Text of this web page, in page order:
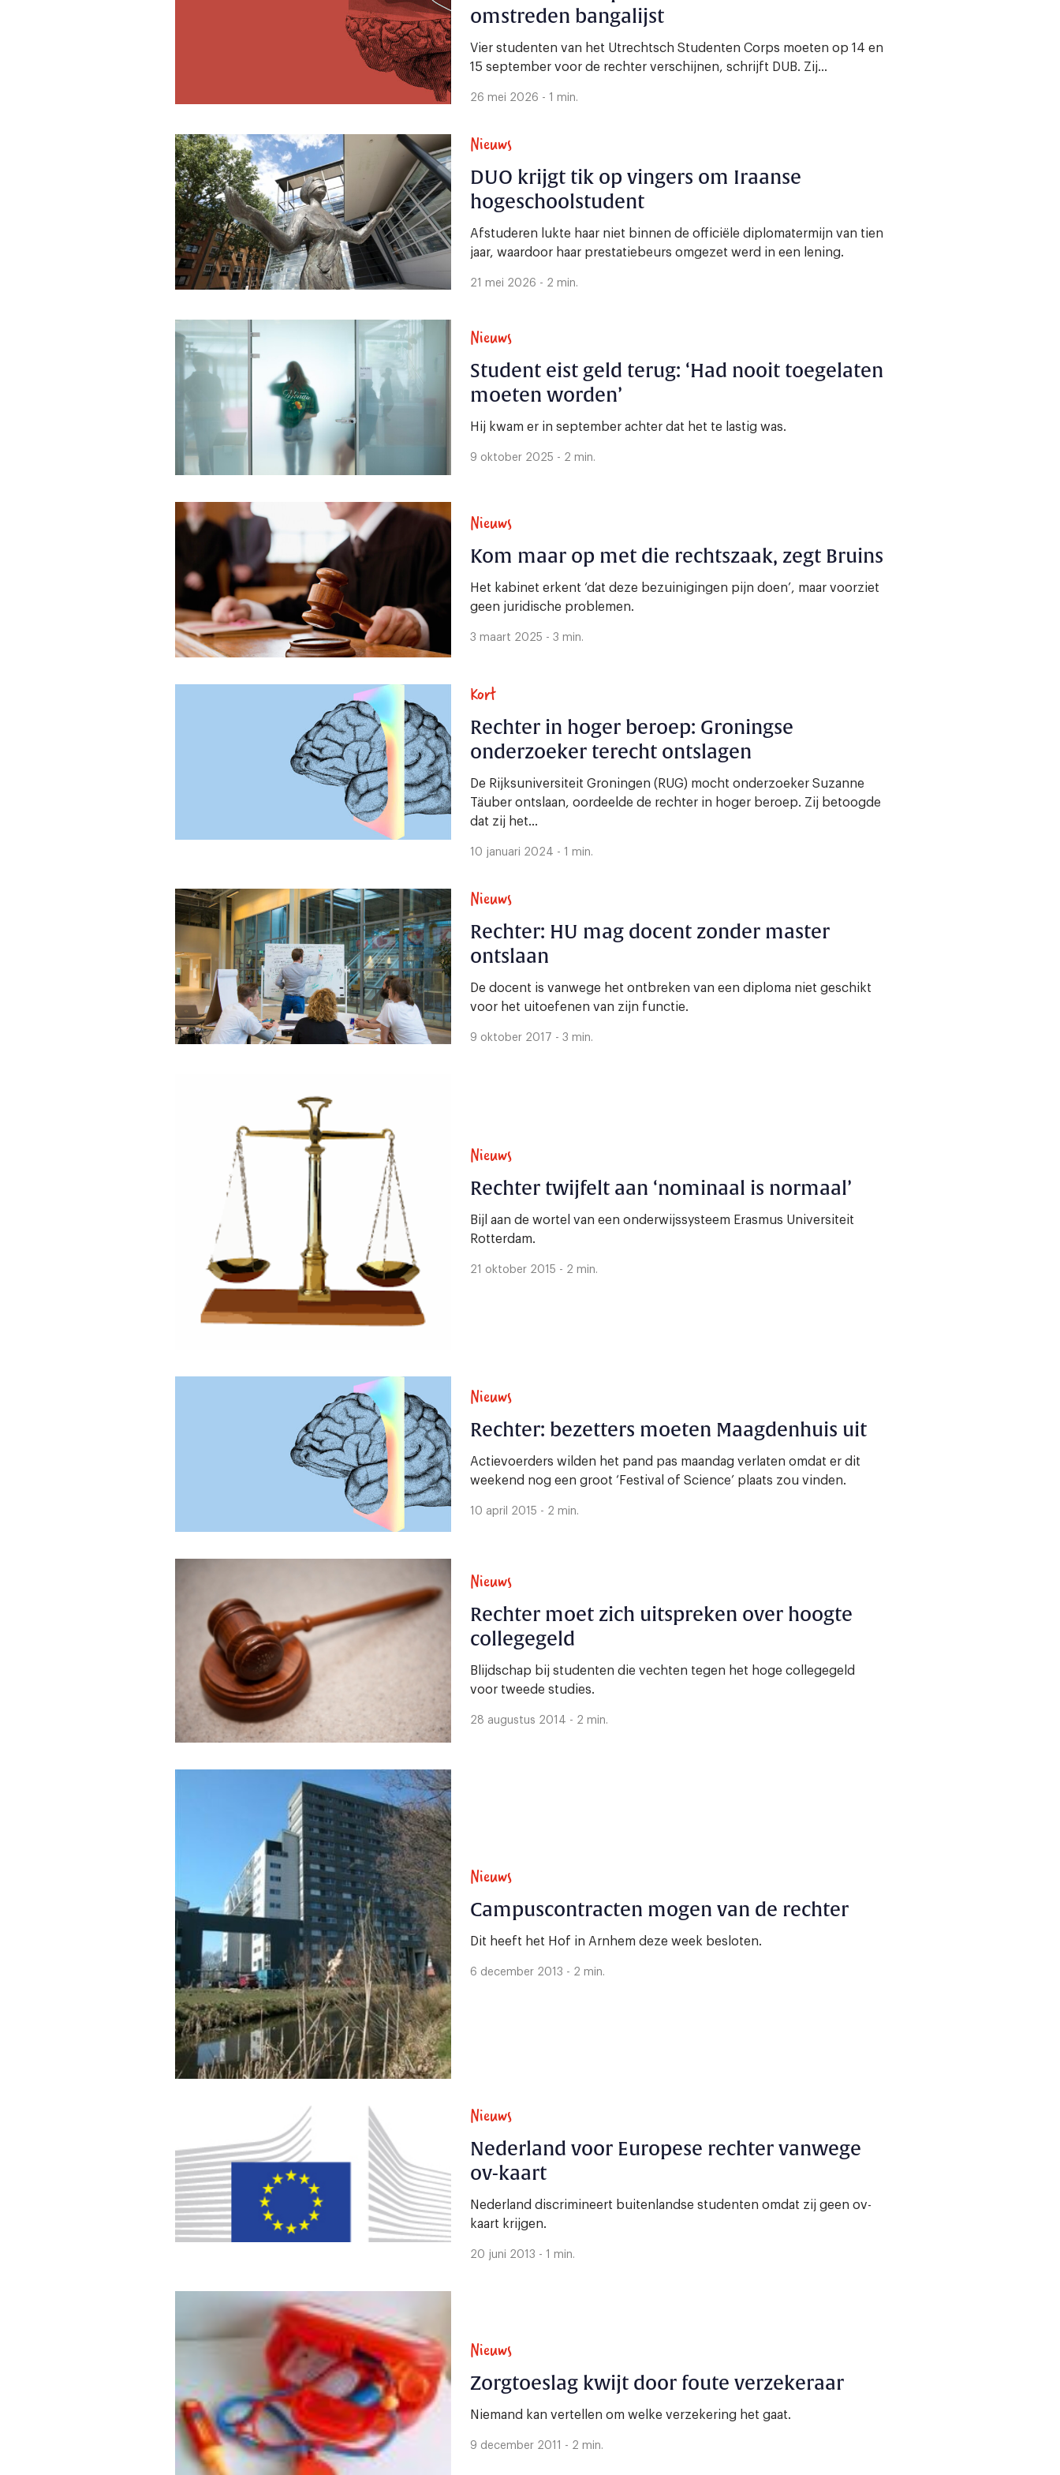
omstreden bangalijst
Vier studenten van het Utrechtsch Studenten Corps moeten op 14 en
15 september voor de rechter verschijnen, schrijft DUB. Zij...
26 mei 2026 - 1 min.
Nieuws
DUO krijgt tik op vingers om Iraanse
hogeschoolstudent
Afstuderen lukte haar niet binnen de officiële diplomatermijn van tien
jaar, waardoor haar prestatiebeurs omgezet werd in een lening.
21 mei 2026 - 2 min.
Nieuws
Student eist geld terug: ‘Had nooit toegelaten
moeten worden’
Hij kwam er in september achter dat het te lastig was.
9 oktober 2025 - 2 min.
Nieuws
Kom maar op met die rechtszaak, zegt Bruins
Het kabinet erkent ‘dat deze bezuinigingen pijn doen’, maar voorziet
geen juridische problemen.
3 maart 2025 - 3 min.
Kort
Rechter in hoger beroep: Groningse
onderzoeker terecht ontslagen
De Rijksuniversiteit Groningen (RUG) mocht onderzoeker Suzanne
Täuber ontslaan, oordeelde de rechter in hoger beroep. Zij betoogde
dat zij het...
10 januari 2024 - 1 min.
Nieuws
Rechter: HU mag docent zonder master
ontslaan
De docent is vanwege het ontbreken van een diploma niet geschikt
voor het uitoefenen van zijn functie.
9 oktober 2017 - 3 min.
Nieuws
Rechter twijfelt aan ‘nominaal is normaal’
Bijl aan de wortel van een onderwijssysteem Erasmus Universiteit
Rotterdam.
21 oktober 2015 - 2 min.
Nieuws
Rechter: bezetters moeten Maagdenhuis uit
Actievoerders wilden het pand pas maandag verlaten omdat er dit
weekend nog een groot ‘Festival of Science’ plaats zou vinden.
10 april 2015 - 2 min.
Nieuws
Rechter moet zich uitspreken over hoogte
collegegeld
Blijdschap bij studenten die vechten tegen het hoge collegegeld
voor tweede studies.
28 augustus 2014 - 2 min.
Nieuws
Campuscontracten mogen van de rechter
Dit heeft het Hof in Arnhem deze week besloten.
6 december 2013 - 2 min.
Nieuws
Nederland voor Europese rechter vanwege
ov-kaart
Nederland discrimineert buitenlandse studenten omdat zij geen ov-
kaart krijgen.
20 juni 2013 - 1 min.
Nieuws
Zorgtoeslag kwijt door foute verzekeraar
Niemand kan vertellen om welke verzekering het gaat.
9 december 2011 - 2 min.